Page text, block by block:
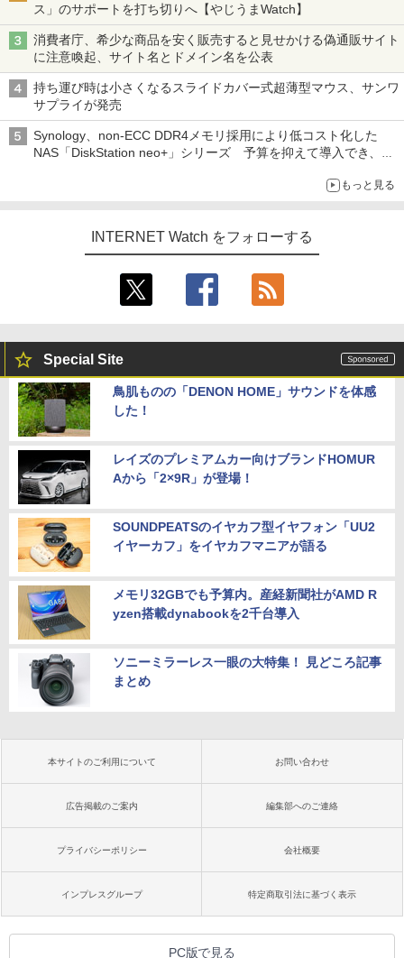
ス」のサポートを打ち切りへ【やじうまWatch】
消費者庁、希少な商品を安く販売すると見せかける偽通販サイト
に注意喚起、サイト名とドメイン名を公表
持ち運び時は小さくなるスライドカバー式超薄型マウス、サンワ
サプライが発売
Synology、non-ECC DDR4メモリ採用により低コスト化した
NAS「DiskStation neo+」シリーズ 予算を抑えて導入でき、
もっと見る
INTERNET Watch をフォローする
Special Site
鳥肌ものの「DENON HOME」サウンドを体感
した！
レイズのプレミアムカー向けブランドHOMUR
Aから「2×9R」が登場！
SOUNDPEATSのイヤカフ型イヤフォン「UU2
イヤーカフ」をイヤカフマニアが語る
メモリ32GBでも予算内。産経新聞社がAMD R
yzen搭載dynabookを2千台導入
ソニーミラーレス一眼の大特集！ 見どころ記事
まとめ
本サイトのご利用について お問い合わせ
広告掲載のご案内 編集部へのご連絡
プライバシーポリシー 会社概要
インプレスグループ 特定商取引法に基づく表示
PC版で見る